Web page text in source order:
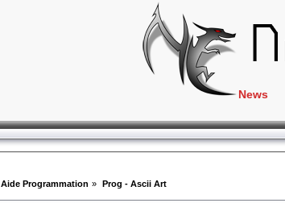
News
Aide Programmation » Prog - Ascii Art